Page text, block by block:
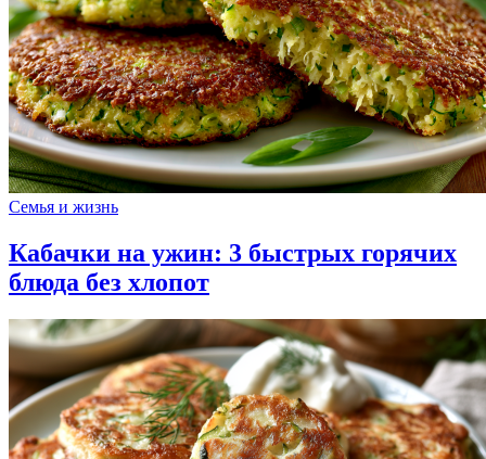
Семья и жизнь
Кабачки на ужин: 3 быстрых горячих
блюда без хлопот